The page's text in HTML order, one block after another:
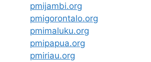
pmijambi.org
pmigorontalo.org
pmimaluku.org
pmipapua.org
pmiriau.org